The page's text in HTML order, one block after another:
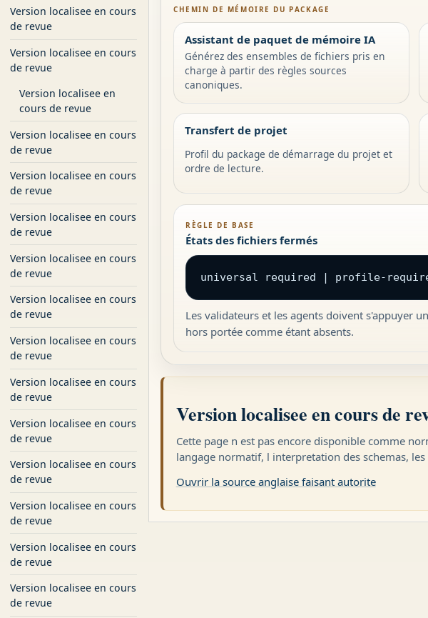
Version localisee en cours
de revue
Version localisee en cours
de revue
Version localisee en
cours de revue
Version localisee en cours
de revue
Version localisee en cours
de revue
Version localisee en cours
de revue
Version localisee en cours
de revue
Version localisee en cours
de revue
Version localisee en cours
de revue
Version localisee en cours
de revue
Version localisee en cours
de revue
Version localisee en cours
de revue
Version localisee en cours
de revue
Version localisee en cours
de revue
Version localisee en cours
de revue
CHEMIN DE MÉMOIRE DU PACKAGE
Assistant de paquet de mémoire IA
Générez des ensembles de fichiers pris en
charge à partir des règles sources
canoniques.
Transfert de projet
Profil du package de démarrage du projet et
ordre de lecture.
RÈGLE DE BASE
États des fichiers fermés
universal required | profile-
Les validateurs et les agents doivent s'appuyer
hors portée comme étant absents.
Version localisee en cours de
Cette page n est pas encore disponible comme
langage normatif, l interpretation des schemas,
Ouvrir la source anglaise faisant autorite